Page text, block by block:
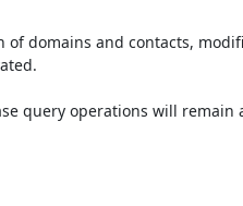
domains and contacts,
query operations will remain